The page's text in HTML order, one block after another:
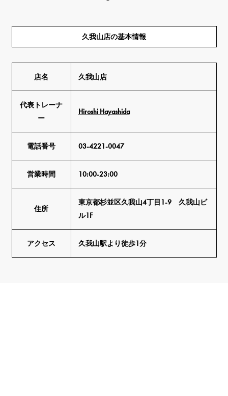
久我山店の基本情報
店名 久我山店
代表トレーナ
ー
Hiroshi Hayashida
電話番号 03-4221-0047
営業時間 10:00-23:00
住所
東京都杉並区久我山4丁目1-9 久我山ビ
ル1F
アクセス 久我山駅より徒歩1分